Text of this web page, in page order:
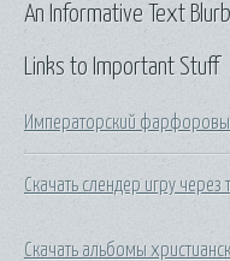
Links to Important Stuff
Императорский
Скачать слендер игру через
Скачать альбомы
An Informative Text Blurb